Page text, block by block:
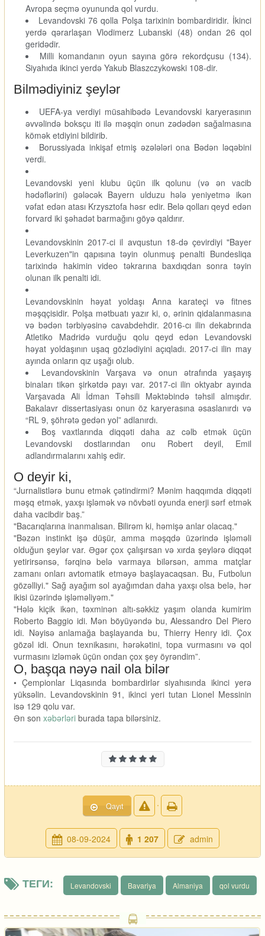
Avropa seçmə oyununda qol vurdu.
Levandovski 76 qolla Polşa tarixinin bombardiridir. İkinci
yerdə qərarlaşan Vlodimerz Lubanski (48) ondan 26 qol
geridədir.
Milli komandanın oyun sayına görə rekordçusu (134).
Siyahıda ikinci yerdə Yakub Blaszczykowski 108-dir.
Bilmədiyiniz şeylər
UEFA-ya verdiyi müsahibədə Levandovski karyerasının
əvvəlində boksçu iti ilə məşqin onun zədədən sağalmasına
kömək etdiyini bildirib.
Borussiyada inkişaf etmiş əzələləri ona Bədən ləqəbini
verdi.
Levandovski yeni klubu üçün ilk qolunu (və ən vacib
hədəflərini) gələcək Bayern ulduzu hələ yeniyetmə ikən
vəfat edən atası Krzysztofa həsr edir. Belə qolları qeyd edən
forvard iki şəhadət barmağını göyə qaldırır.
Levandovskinin 2017-ci il avqustun 18-də çevirdiyi "Bayer
Leverkuzen"in qapısına təyin olunmuş penalti Bundesliqa
tarixində hakimin video təkrarına baxdıqdan sonra təyin
olunan ilk penalti idi.
Levandovskinin həyat yoldaşı Anna karateçi və fitnes
məşqçisidir. Polşa mətbuatı yazır ki, o, ərinin qidalanmasına
və bədən tərbiyəsinə cavabdehdir. 2016-cı ilin dekabrında
Atletiko Madridə vurduğu qolu qeyd edən Levandovski
həyat yoldaşının uşaq gözlədiyini açıqladı. 2017-ci ilin may
ayında onların qız uşağı olub.
Levandovskinin Varşava və onun ətrafında yaşayış
binaları tikən şirkətdə payı var. 2017-ci ilin oktyabr ayında
Varşavada Ali İdman Təhsili Məktəbində təhsil almışdır.
Bakalavr dissertasiyası onun öz karyerasına əsaslanırdı və
“RL 9, şöhrətə gedən yol” adlanırdı.
Boş vaxtlarında diqqəti daha az cəlb etmək üçün
Levandovski dostlarından onu Robert deyil, Emil
adlandırmalarını xahiş edir.
O deyir ki,
“Jurnalistlərə bunu etmək çətindirmi? Mənim haqqımda diqqəti
məşq etmək, yaxşı işləmək və növbəti oyunda enerji sərf etmək
daha vacibdir baş.”
"Bacarıqlarına inanmalısan. Bilirəm ki, həmişə anlar olacaq."
"Bəzən instinkt işə düşür, amma məşqdə üzərində işləməli
olduğun şeylər var. Əgər çox çalışırsan və xırda şeylərə diqqət
yetirirsənsə, fərqinə belə varmaya bilərsən, amma matçlar
zamanı onları avtomatik etməyə başlayacaqsan. Bu, Futbolun
gözəlliyi." Sağ ayağım sol ayağımdan daha yaxşı olsa belə, hər
ikisi üzərində işləməliyəm."
"Hələ kiçik ikən, təxminən altı-səkkiz yaşım olanda kumirim
Roberto Baggio idi. Mən böyüyəndə bu, Alessandro Del Piero
idi. Nəyisə anlamağa başlayanda bu, Thierry Henry idi. Çox
gözəl idi. Onun texnikasını, hərəkətini, topa vurmasını və qol
vurmasını izləmək üçün ondan çox şey öyrəndim”.
O, başqa nəyə nail ola bilər
• Çempionlar Liqasında bombardirlər siyahısında ikinci yerə
yüksəlin. Levandovskinin 91, ikinci yeri tutan Lionel Messinin
isə 129 qolu var.
Ən sonxəbərləri burada tapa bilərsiniz.
Qayıt
08-09-2024 1 207 admin
ТЕГИ: Levandovski Bavariya Almaniya qol vurdu